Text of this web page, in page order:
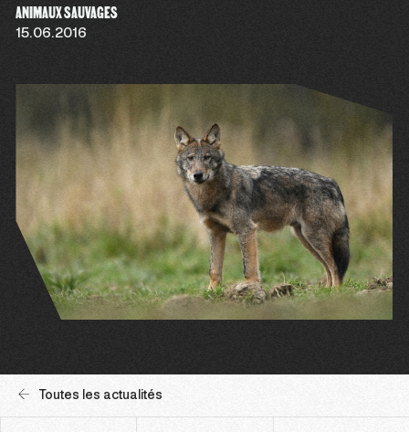
ANIMAUX SAUVAGES
15.06.2016
Toutes les actualités